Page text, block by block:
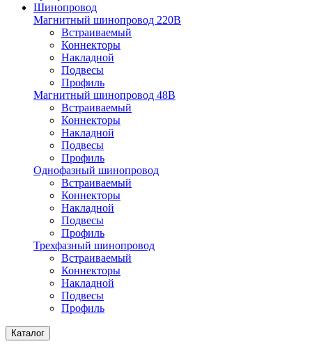
Шинопровод
Магнитный шинопровод 220В
Встраиваемый
Коннекторы
Накладной
Подвесы
Профиль
Магнитный шинопровод 48В
Встраиваемый
Коннекторы
Накладной
Подвесы
Профиль
Однофазный шинопровод
Встраиваемый
Коннекторы
Накладной
Подвесы
Профиль
Трехфазный шинопровод
Встраиваемый
Коннекторы
Накладной
Подвесы
Профиль
Каталог